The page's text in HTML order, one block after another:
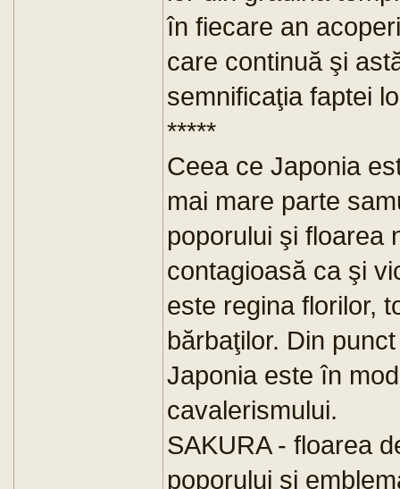
în fiecare an
care continuă şi
semnificaţia faptei
*****
Ceea ce Japonia
mai mare parte
poporului şi floarea
contagioasă ca şi
este regina florilor,
bărbaţilor. Din
Japonia este în
cavalerismului.
SAKURA - floarea
poporului şi